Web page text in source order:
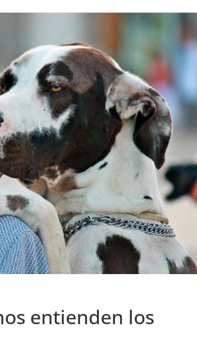
entienden los